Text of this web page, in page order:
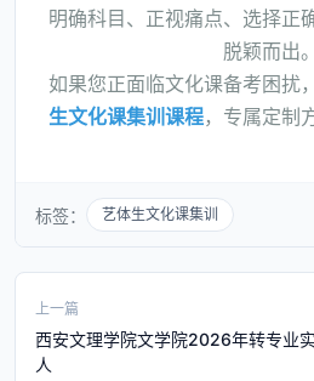
明确科目、正视痛点、选择正
脱颖而出。
如果您正面临文化课备考困扰
生文化课集训课程，专属定制
标签： 艺体生文化课集训
上一篇
西安文理学院文学院2026年转专业
人